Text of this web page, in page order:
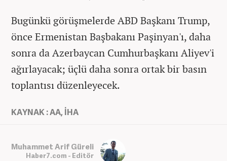
Bugünkü görüşmelerde ABD Başkanı Trump,
önce Ermenistan Başbakanı Paşinyan'ı, daha
sonra da Azerbaycan Cumhurbaşkanı Aliyev'i
ağırlayacak; üçlü daha sonra ortak bir basın
toplantısı düzenleyecek.
KAYNAK : AA, İHA
Muhammet Arif Güreli
Haber7.com - Editör